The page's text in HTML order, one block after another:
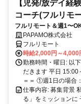
【児発/放デイ経
コーチ(フルリモ
フルリモート＆週1〜
かしながら、スキマ時
PAPAMO株式会社
フルリモート
時給2,000円～4,000
勤務時間・曜日: 以
だきます 平日 15:00
＝＝ ①週1日の場合
仕事内容: 募集背景
る」をミッションに